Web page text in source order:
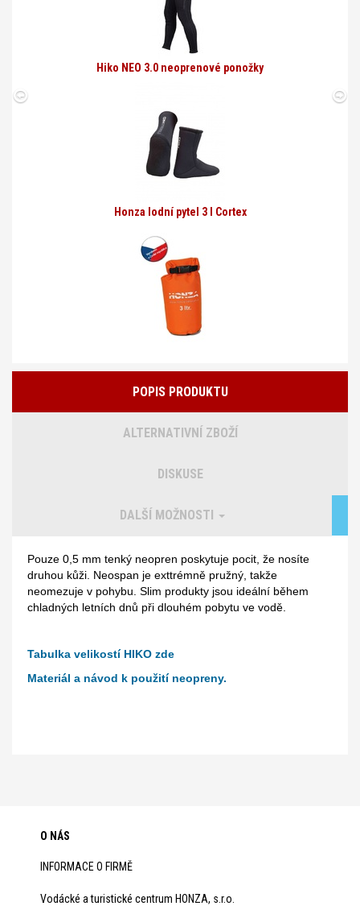
Hiko NEO 3.0 neoprenové ponožky
Honza lodní pytel 3 l Cortex
POPIS PRODUKTU
ALTERNATIVNÍ ZBOŽÍ
DISKUSE
DALŠÍ MOŽNOSTI
Pouze 0,5 mm tenký neopren poskytuje pocit, že nosíte
druhou kůži. Neospan je exttrémně pružný, takže
neomezuje v pohybu. Slim produkty jsou ideální během
chladných letních dnů při dlouhém pobytu ve vodě.
​Tabulka velikostí HIKO zde
Materiál a návod k použití neopreny.
O NÁS
INFORMACE O FIRMĚ
Vodácké a turistické centrum HONZA, s.r.o.